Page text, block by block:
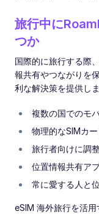
旅行中に
つか
国際的に旅行する際
報共有やつながりを
利な解決策を提供し
複数の国でのモ
物理的なSIMカ
旅行者向けに調
位置情報共有ア
常に愛する人と
eSIM 海外旅行を活